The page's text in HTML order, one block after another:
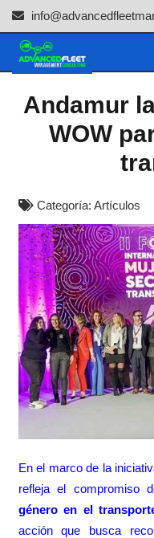
Andamur
WOW
Categoría: Artículos
En el marco de la
refleja el compromiso
género en el
acción que busca